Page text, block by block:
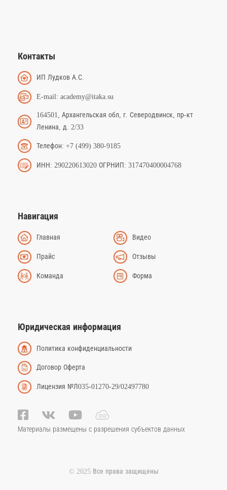
Контакты
ИП Лудков А.С.
E-mail: academy@itaka.su
164501, Архангельская обл, г. Северодвинск, пр-кт
Ленина, д. 2/33
Телефон: +7 (499) 380-9185
ИНН: 290220613020 ОГРНИП: 317470400004768
Навигация
Главная Видео
Прайс Отзывы
Команда Форма
Юридическая информация
Политика конфиденциальности
Договор Оферта
Лицензия №Л035-01270-29/02497780
Материалы размещены с разрешения субъектов данных
© 2025 Все права защищены